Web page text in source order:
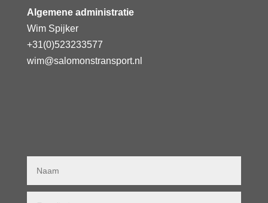
Algemene administratie
Wim Spijker
+31(0)523233577
wim@salomonstransport.nl